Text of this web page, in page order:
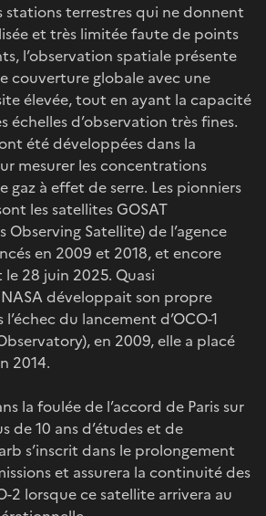
stations terrestres qui ne donnent
et très limitée faute de points
l’observation spatiale présente
couverture globale avec une
élevée, tout en ayant la capacité
échelles d’observation très fines.
été développées dans la
mesurer les concentrations
gaz à effet de serre. Les pionniers
les satellites GOSAT
Observing Satellite) de l’agence
en 2009 et 2018, et encore
28 juin 2025. Quasi
développait son propre
du lancement d’OCO-1
en 2009, elle a placé
2014.
la foulée de l’accord de Paris sur
de 10 ans d’études et de
s’inscrit dans le prolongement
et assurera la continuité des
2 lorsque ce satellite arrivera au